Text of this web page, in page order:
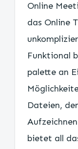
Online
das Online
Funktional
palette an
Dateien,
bietet all